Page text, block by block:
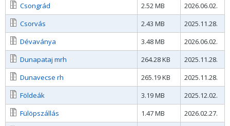
Csongrád
2.52 MB
2026.06.02.
Csorvás
2.43 MB
2025.11.28.
Dévaványa
3.48 MB
2026.06.02.
Dunapataj mrh
264.28 KB
2025.11.28.
Dunavecse rh
265.19 KB
2025.11.28.
Földeák
3.19 MB
2025.12.02.
Fülöpszállás
1.47 MB
2026.02.27.